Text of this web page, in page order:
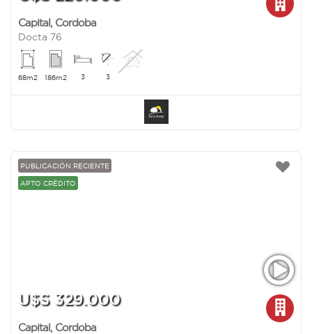
Capital, Cordoba
Docta 76
68m2 186m2 3 3
PUBLICACIÓN RECIENTE
APTO CRÉDITO
U$S 329.000
Capital, Cordoba